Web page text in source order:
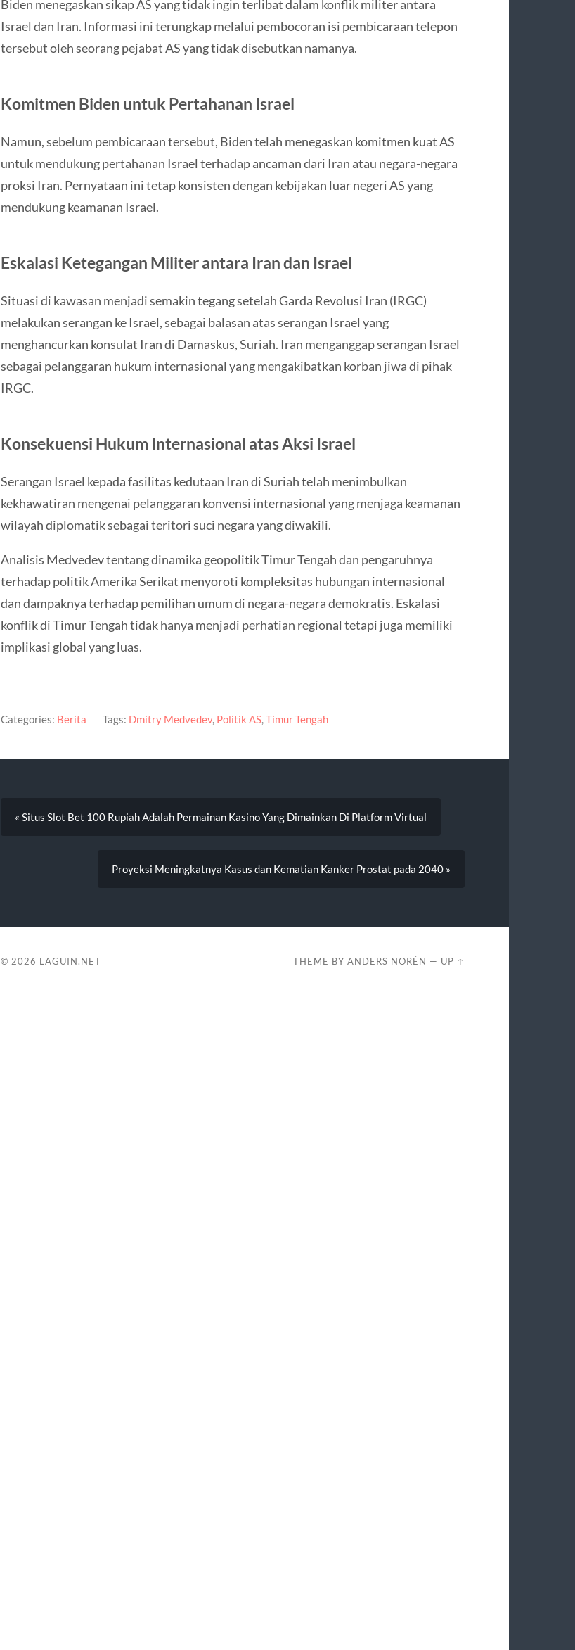
Biden menegaskan sikap AS yang tidak ingin terlibat dalam konflik militer antara
Israel dan Iran. Informasi ini terungkap melalui pembocoran isi pembicaraan telepon
tersebut oleh seorang pejabat AS yang tidak disebutkan namanya.
Komitmen Biden untuk Pertahanan Israel
Namun, sebelum pembicaraan tersebut, Biden telah menegaskan komitmen kuat AS
untuk mendukung pertahanan Israel terhadap ancaman dari Iran atau negara-negara
proksi Iran. Pernyataan ini tetap konsisten dengan kebijakan luar negeri AS yang
mendukung keamanan Israel.
Eskalasi Ketegangan Militer antara Iran dan Israel
Situasi di kawasan menjadi semakin tegang setelah Garda Revolusi Iran (IRGC)
melakukan serangan ke Israel, sebagai balasan atas serangan Israel yang
menghancurkan konsulat Iran di Damaskus, Suriah. Iran menganggap serangan Israel
sebagai pelanggaran hukum internasional yang mengakibatkan korban jiwa di pihak
IRGC.
Konsekuensi Hukum Internasional atas Aksi Israel
Serangan Israel kepada fasilitas kedutaan Iran di Suriah telah menimbulkan
kekhawatiran mengenai pelanggaran konvensi internasional yang menjaga keamanan
wilayah diplomatik sebagai teritori suci negara yang diwakili.
Analisis Medvedev tentang dinamika geopolitik Timur Tengah dan pengaruhnya
terhadap politik Amerika Serikat menyoroti kompleksitas hubungan internasional
dan dampaknya terhadap pemilihan umum di negara-negara demokratis. Eskalasi
konflik di Timur Tengah tidak hanya menjadi perhatian regional tetapi juga memiliki
implikasi global yang luas.
Categories: Berita Tags: Dmitry Medvedev, Politik AS,Timur Tengah
« Situs Slot Bet 100 Rupiah Adalah Permainan Kasino Yang Dimainkan Di Platform Virtual
Proyeksi Meningkatnya Kasus dan Kematian Kanker Prostat pada 2040 »
© 2026 LAGUIN.NET THEME BYANDERS NORÉN — UP ↑